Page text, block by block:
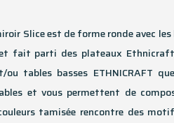
Slice est de forme ronde avec
fait parti des plateaux
ou tables basses ETHNICRAFT
et vous permettent de
tamisée rencontre des